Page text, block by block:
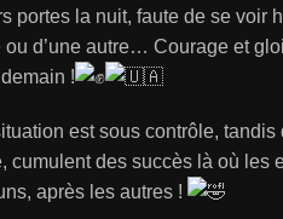
portes la nuit, faute de se voir
ou d’une autre… Courage et
!
est sous contrôle, tandis
cumulent des succès là où les
après les autres !